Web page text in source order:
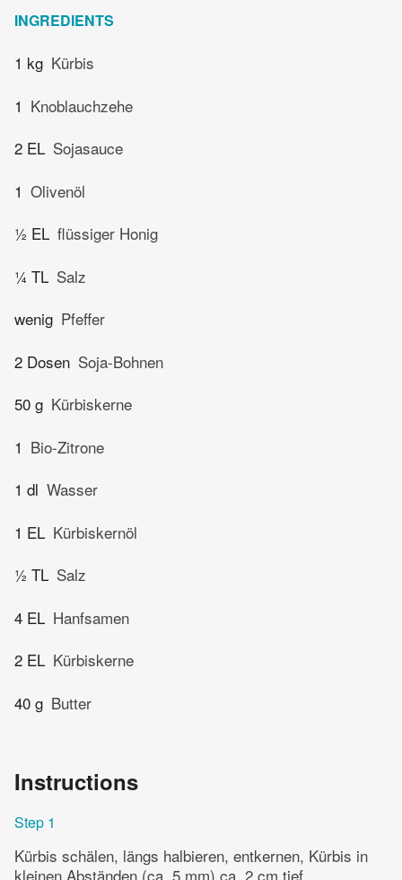
INGREDIENTS
1 kg Kürbis
1 Knoblauchzehe
2 EL Sojasauce
1 Olivenöl
½ EL flüssiger Honig
¼ TL Salz
wenig Pfeffer
2 Dosen Soja-Bohnen
50 g Kürbiskerne
1 Bio-Zitrone
1 dl Wasser
1 EL Kürbiskernöl
½ TL Salz
4 EL Hanfsamen
2 EL Kürbiskerne
40 g Butter
Instructions
Step 1
Kürbis schälen, längs halbieren, entkernen, Kürbis in
kleinen Abständen (ca. 5 mm) ca. 2 cm tief